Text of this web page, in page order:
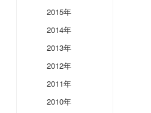
2015年
2014年
2013年
2012年
2011年
2010年